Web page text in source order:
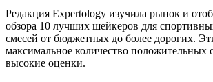
Редакция Expertology изучила рынок и
обзора 10 лучших шейкеров для
смесей от бюджетных до более дорогих.
максимальное количество положительных
высокие оценки.